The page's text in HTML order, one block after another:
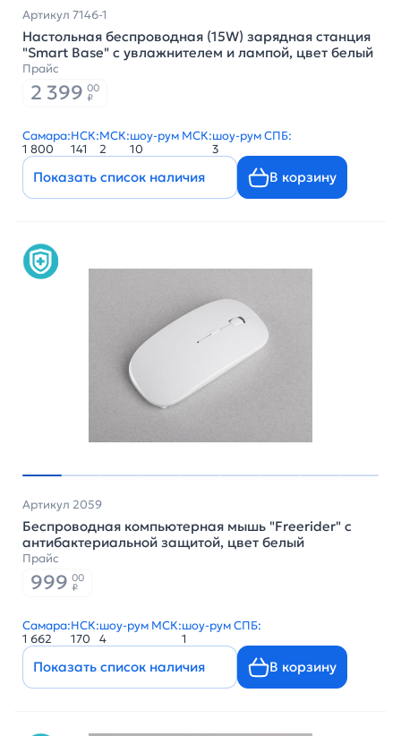
Артикул 7146-1
Настольная беспроводная (15W) зарядная станция
"Smart Base" с увлажнителем и лампой, цвет белый
Прайс
2 399 00
₽
Самара:
1 800
НСК:
141
МСК:
2
шоу-рум МСК:
10
шоу-рум СПБ:
3
Показать список наличия В корзину
Артикул 2059
Беспроводная компьютерная мышь "Freerider" с
антибактериальной защитой, цвет белый
Прайс
999 00
₽
Самара:
1 662
НСК:
170
шоу-рум МСК:
4
шоу-рум СПБ:
1
Показать список наличия В корзину